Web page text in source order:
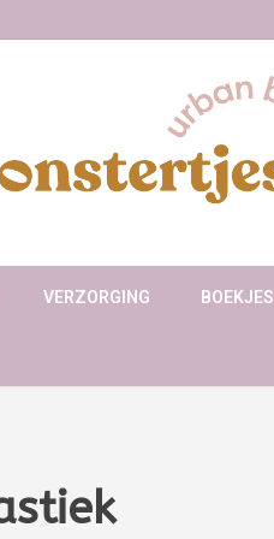
VERZORGING BOEKJES